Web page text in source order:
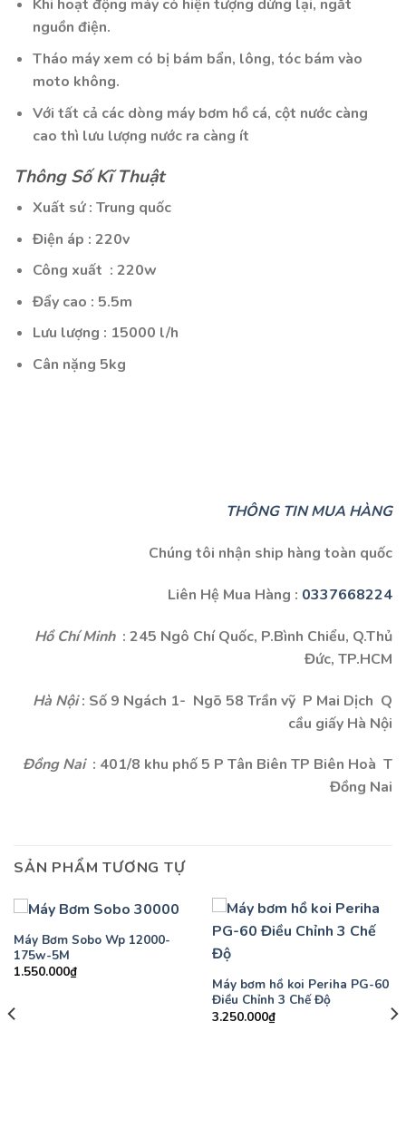
Khi hoạt động máy có hiện tượng dừng lại, ngắt
nguồn điện.
Tháo máy xem có bị bám bẩn, lông, tóc bám vào
moto không.
Với tất cả các dòng máy bơm hồ cá, cột nước càng
cao thì lưu lượng nước ra càng ít
Thông Số Kĩ Thuật
Xuất sứ : Trung quốc
Điện áp : 220v
Công xuất : 220w
Đẩy cao : 5.5m
Lưu lượng : 15000 l/h
Cân nặng 5kg
THÔNG TIN MUA HÀNG
Chúng tôi nhận ship hàng toàn quốc
Liên Hệ Mua Hàng : 0337668224
Hồ Chí Minh: 245 Ngô Chí Quốc, P.Bình Chiểu, Q.Thủ
Đức, TP.HCM
Hà Nội: Số 9 Ngách 1- Ngõ 58 Trần vỹ P Mai Dịch Q
cầu giấy Hà Nội
Đồng Nai: 401/8 khu phố 5 P Tân Biên TP Biên Hoà T
Đồng Nai
SẢN PHẨM TƯƠNG TỰ
Máy Bơm Sobo Wp 12000-
175w-5M
1.550.000₫
Máy bơm hồ koi Periha PG-60
Điều Chỉnh 3 Chế Độ
3.250.000₫